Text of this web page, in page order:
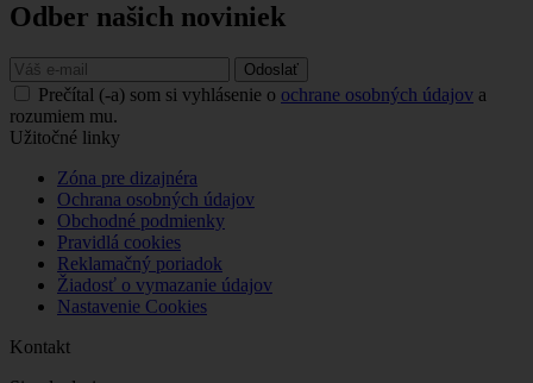
Odber našich noviniek
Odoslať
Prečítal (-a) som si vyhlásenie o ochrane osobných údajov a
rozumiem mu.
Užitočné linky
Zóna pre dizajnéra
Ochrana osobných údajov
Obchodné podmienky
Pravidlá cookies
Reklamačný poriadok
Žiadosť o vymazanie údajov
Nastavenie Cookies
Kontakt